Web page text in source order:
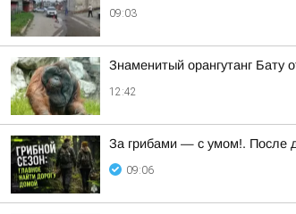
09:03
Знаменитый орангутанг Бату
12:42
За грибами — с умом!. После
09:06